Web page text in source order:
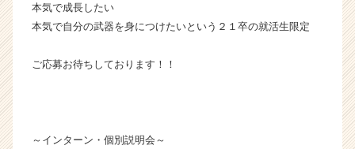
本気で成長したい
本気で自分の武器を身につけたいという２１卒の就活生限定
ご応募お待ちしております！！
～インターン・個別説明会～